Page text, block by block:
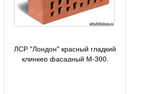
ЛСР "Лондон" красный гладкий
клинкер фасадный М-300,